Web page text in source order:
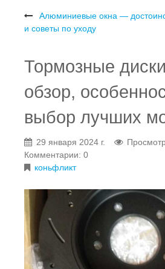
Алюминиевые окна —
и советы по уходу
Тормозные
обзор,
выбор лучших
29 января 2024 г.
Комментарии: 0
коньфликт